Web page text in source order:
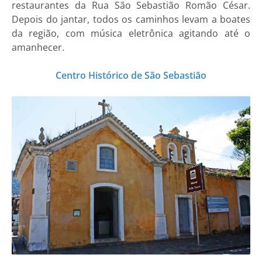
restaurantes da Rua São Sebastião Romão César.
Depois do jantar, todos os caminhos levam a boates
da região, com música eletrônica agitando até o
amanhecer.
Centro Histórico de São Sebastião